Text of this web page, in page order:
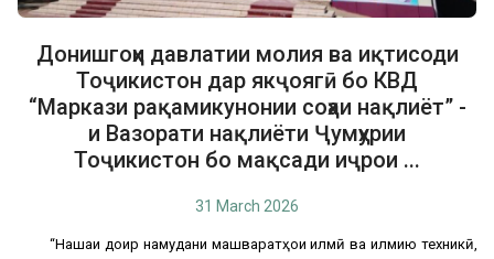
Донишгоҳи давлатии молия ва иқтисоди
Тоҷикистон дар якҷоягӣ бо КВД
“Маркази рақамикунонии соҳаи нақлиёт” -
и Вазорати нақлиёти Ҷумҳурии
Тоҷикистон бо мақсади иҷрои ...
31 March 2026
“Нақшаи доир намудани машваратҳои илмӣ ва илмию техникӣ,